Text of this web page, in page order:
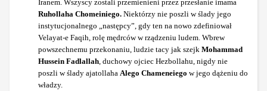
Iranem. Wszyscy zostali przemienieni przez przesłanie imama
Ruhollaha Chomeiniego. Niektórzy nie poszli w ślady jego
instytucjonalnego „następcy”, gdy ten na nowo zdefiniował
Velayat-e Faqih, rolę mędrców w rządzeniu ludem. Wbrew
powszechnemu przekonaniu, ludzie tacy jak szejk Mohammad
Hussein Fadlallah , duchowy ojciec Hezbollahu, nigdy nie
poszli w ślady ajatollaha Alego Chameneiego w jego dążeniu do
władzy.